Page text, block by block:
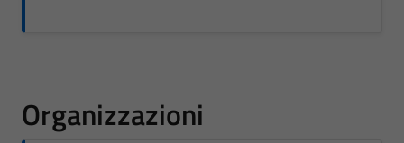
Organizzazioni